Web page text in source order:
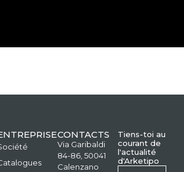
CONTACTS
Via Garibaldi
84-86, 50041
Calenzano
Tiens-toi au
courant de
l'actualité
d'Arketipo